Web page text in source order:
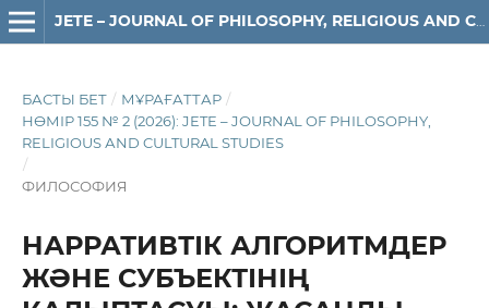
JETE – JОURNAL OF PHILOSOPHY, RELIGIOUS AND CULTURAL STUDIES
БАСТЫ БЕТ / МҰРАҒАТТАР /
НӨМІР 155 № 2 (2026): JETE – JОURNAL OF PHILOSOPHY,
RELIGIOUS АND CULTURAL STUDIES
/
ФИЛОСОФИЯ
НАРРАТИВТІК АЛГОРИТМДЕР
ЖӘНЕ СУБЪЕКТІНІҢ